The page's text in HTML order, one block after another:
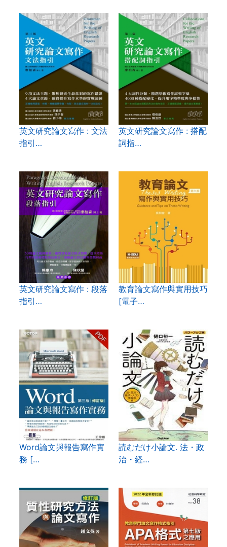
英文研究論文寫作 : 文法
指引…
英文研究論文寫作 : 搭配
詞指…
英文研究論文寫作 : 段落
指引…
教育論文寫作與實用技巧
[電子…
Word論文與報告寫作實
務 […
読むだけ小論文. 法・政
治・経…